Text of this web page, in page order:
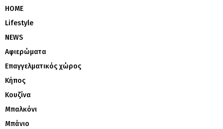
HOME
Lifestyle
NEWS
Αφιερώματα
Επαγγελματικός χώρος
Κήπος
Κουζίνα
Μπαλκόνι
Μπάνιο